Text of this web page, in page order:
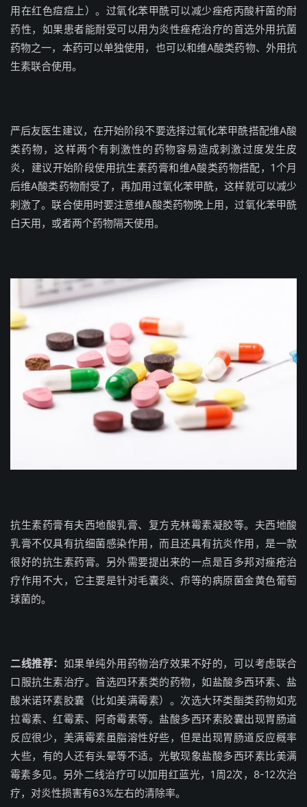
用在红色痘痘上）。过氧化苯甲酰可以减少痤疮丙酸杆菌的耐
药性，如果患者能耐受可以用为炎性痤疮治疗的首选外用抗菌
药物之一，本药可以单独使用，也可以和维A酸类药物、外用抗
生素联合使用。
严后友医生建议，在开始阶段不要选择过氧化苯甲酰搭配维A酸
类药物，这样两个有刺激性的药物容易造成刺激过度发生皮
炎，建议开始阶段使用抗生素药膏和维A酸类药物搭配，1个月
后维A酸类药物耐受了，再加用过氧化苯甲酰，这样就可以减少
刺激了。联合使用时要注意维A酸类药物晚上用，过氧化苯甲酰
白天用，或者两个药物隔天使用。
抗生素药膏有夫西地酸乳膏、复方克林霉素凝胶等。夫西地酸
乳膏不仅具有抗细菌感染作用，而且还具有抗炎作用，是一款
很好的抗生素药膏。另外需要提出来的一点是百多邦对痤疮治
疗作用不大，它主要是针对毛囊炎、疖等的病原菌金黄色葡萄
球菌的。
二线推荐： 如果单纯外用药物治疗效果不好的，可以考虑联合
口服抗生素治疗。首选四环素类的药物，如盐酸多西环素、盐
酸米诺环素胶囊（比如美满霉素）。次选大环类酯类药物如克
拉霉素、红霉素、阿奇霉素等。盐酸多西环素胶囊出现胃肠道
反应很少，美满霉素虽脂溶性好些，但是出现胃肠道反应概率
大些，有的人还有头晕等不适。光敏现象盐酸多西环素比美满
霉素多见。另外二线治疗可以加用红蓝光，1周2次，8-12次治
疗，对炎性损害有63%左右的清除率。